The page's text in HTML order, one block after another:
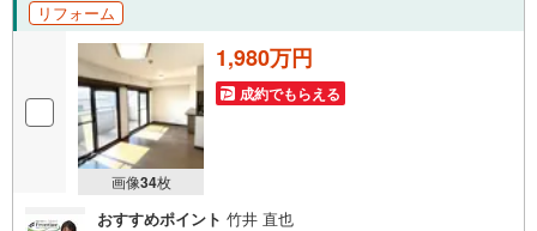
リフォーム
画像34枚
1,980万円
成約でもらえる
おすすめポイント 竹井 直也